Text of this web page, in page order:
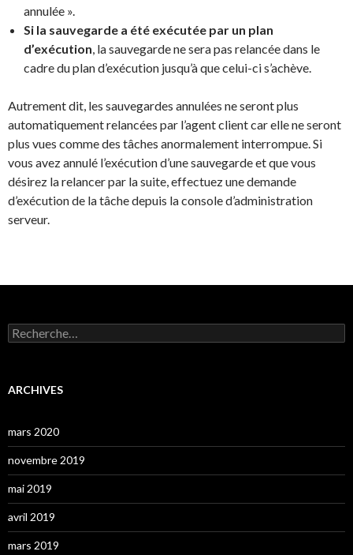
annulée ».
Si la sauvegarde a été exécutée par un plan
d’exécution, la sauvegarde ne sera pas relancée dans le
cadre du plan d’exécution jusqu’à que celui-ci s’achève.
Autrement dit, les sauvegardes annulées ne seront plus
automatiquement relancées par l’agent client car elle ne seront
plus vues comme des tâches anormalement interrompue. Si
vous avez annulé l’exécution d’une sauvegarde et que vous
désirez la relancer par la suite, effectuez une demande
d’exécution de la tâche depuis la console d’administration
serveur.
Rechercher :
ARCHIVES
mars 2020
novembre 2019
mai 2019
avril 2019
mars 2019